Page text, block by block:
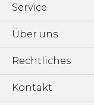
Service
Über uns
Rechtliches
Kontakt